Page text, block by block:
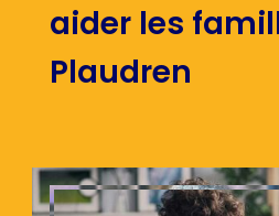
aider les
Plaudren